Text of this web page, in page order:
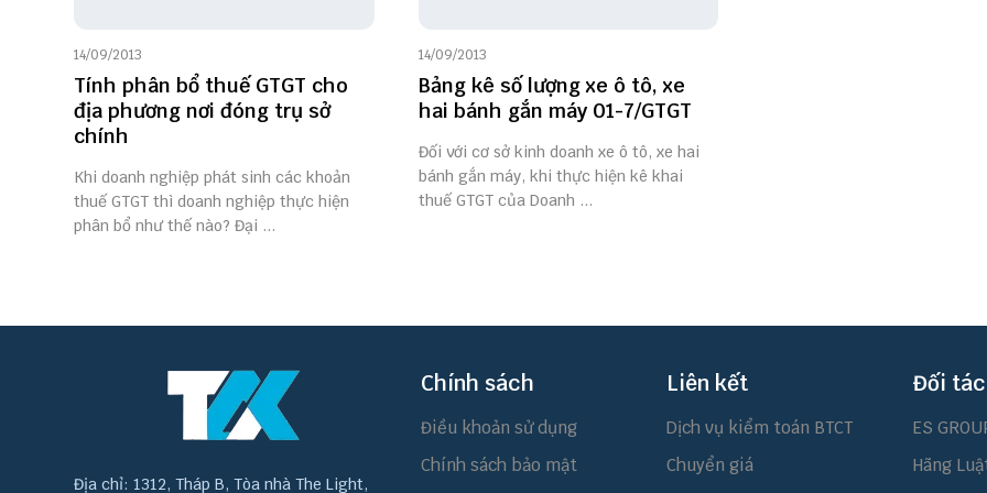
14/09/2013
Tính phân bổ thuế GTGT cho
địa phương nơi đóng trụ sở
chính
Khi doanh nghiệp phát sinh các khoản
thuế GTGT thì doanh nghiệp thực hiện
phân bổ như thế nào? Đại ...
14/09/2013
Bảng kê số lượng xe ô tô, xe
hai bánh gắn máy 01-7/GTGT
Đối với cơ sở kinh doanh xe ô tô, xe hai
bánh gắn máy, khi thực hiện kê khai
thuế GTGT của Doanh ...
Địa chỉ: 1312, Tháp B, Tòa nhà The Light,
Chính sách
Điều khoản sử dụng
Chính sách bảo mật
Liên kết
Dịch vụ kiểm toán BTCT
Chuyển giá
Đối tác
ES
Hãng